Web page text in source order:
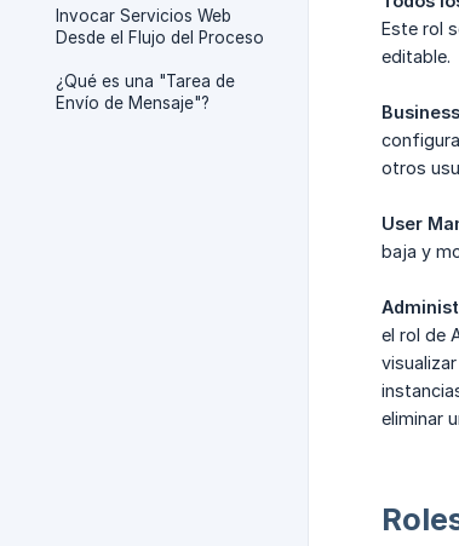
Invocar Servicios Web
Desde el Flujo del Proceso
¿Qué es una "Tarea de
Envío de Mensaje"?
Este rol
editable.
otros
User
baja y
el rol de
eliminar